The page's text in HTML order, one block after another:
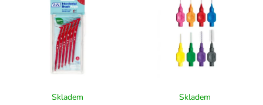
Skladem Skladem